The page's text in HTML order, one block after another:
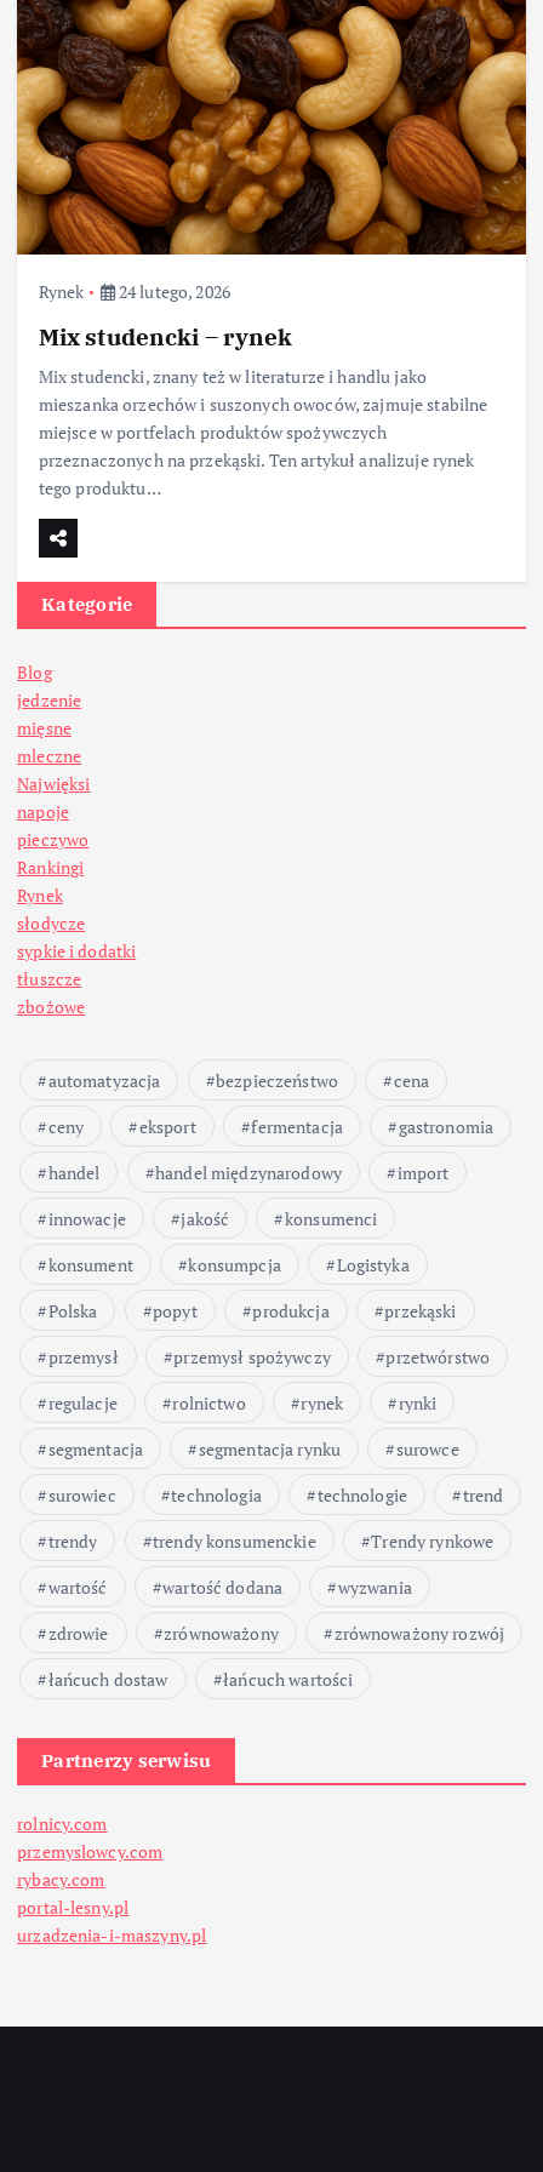
Rynek 24 lutego, 2026
Mix studencki – rynek
Mix studencki, znany też w literaturze i handlu jako
mieszanka orzechów i suszonych owoców, zajmuje stabilne
miejsce w portfelach produktów spożywczych
przeznaczonych na przekąski. Ten artykuł analizuje rynek
tego produktu…
Kategorie
Blog
jedzenie
mięsne
mleczne
Najwięksi
napoje
pieczywo
Rankingi
Rynek
słodycze
sypkie i dodatki
tłuszcze
zbożowe
automatyzacja bezpieczeństwo
cena
ceny
eksport fermentacja
gastronomia
handel
handel międzynarodowy
import
innowacje
jakość
konsumenci
konsument
konsumpcja
Logistyka
Polska
popyt produkcja
przekąski
przemysł
przemysł spożywczy
przetwórstwo
regulacje
rolnictwo rynek
rynki
segmentacja
segmentacja rynku
surowce
surowiec
technologia technologie
trend
trendy
trendy konsumenckie
Trendy rynkowe
wartość
wartość dodana
wyzwania
zdrowie
zrównoważony
zrównoważony rozwój
łańcuch dostaw
łańcuch wartości
Partnerzy serwisu
rolnicy.com
przemyslowcy.com
rybacy.com
portal-lesny.pl
urzadzenia-i-maszyny.pl